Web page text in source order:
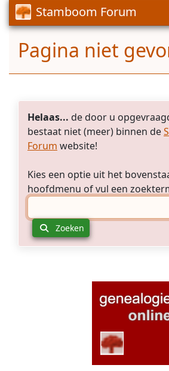
Stamboom Forum
Pagina niet
Helaas... de door u
bestaat niet (meer) binnen de
Forum website!
Kies een optie uit het
hoofdmenu of vul een
Zoeken